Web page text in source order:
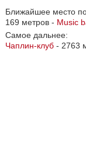
Ближайшее место
169 метров - Music
Самое дальнее:
Чаплин-клуб - 2763